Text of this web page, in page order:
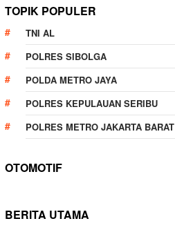
TOPIK POPULER
TNI AL
POLRES SIBOLGA
POLDA METRO JAYA
POLRES KEPULAUAN SERIBU
POLRES METRO JAKARTA BARAT
OTOMOTIF
BERITA UTAMA